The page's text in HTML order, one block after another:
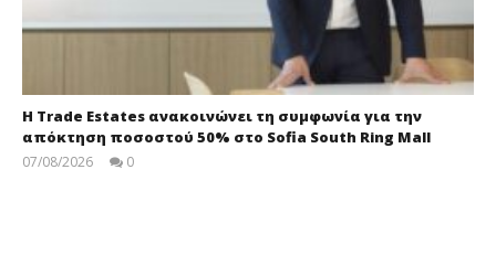
Η Trade Estates ανακοινώνει τη συμφωνία για την
απόκτηση ποσοστού 50% στο Sofia South Ring Mall
07/08/2026 0